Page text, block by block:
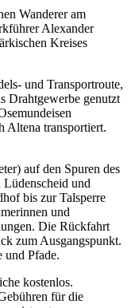
Wanderer am
Alexander
Kreises
und Transportroute,
Drahtgewerbe genutzt
Altena transportiert.
auf den Spuren des
und
bis zur Talsperre
und
Die Rückfahrt
zum Ausgangspunkt.
und Pfade.
kostenlos.
für die